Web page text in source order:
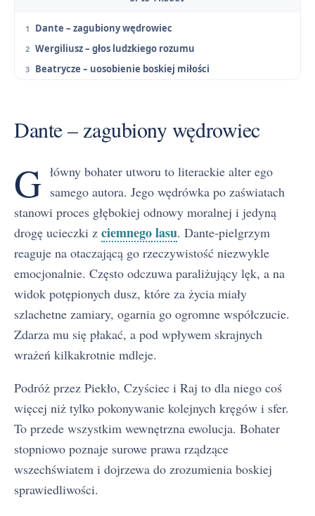
Dante – zagubiony wędrowiec
Wergiliusz – głos ludzkiego rozumu
Beatrycze – uosobienie boskiej miłości
Dante – zagubiony wędrowiec
G łówny bohater utworu to literackie alter ego
samego autora. Jego wędrówka po zaświatach
stanowi proces głębokiej odnowy moralnej i jedyną
drogę ucieczki z ciemnego lasu. Dante-pielgrzym
reaguje na otaczającą go rzeczywistość niezwykle
emocjonalnie. Często odczuwa paraliżujący lęk, a na
widok potępionych dusz, które za życia miały
szlachetne zamiary, ogarnia go ogromne współczucie.
Zdarza mu się płakać, a pod wpływem skrajnych
wrażeń kilkakrotnie mdleje.
Podróż przez Piekło, Czyściec i Raj to dla niego coś
więcej niż tylko pokonywanie kolejnych kręgów i sfer.
To przede wszystkim wewnętrzna ewolucja. Bohater
stopniowo poznaje surowe prawa rządzące
wszechświatem i dojrzewa do zrozumienia boskiej
sprawiedliwości.